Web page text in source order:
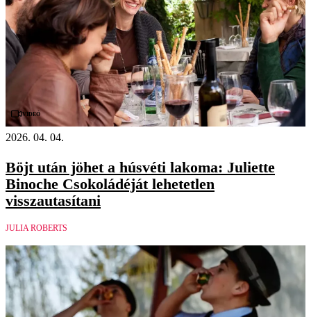
Videó
2026. 04. 04.
Böjt után jöhet a húsvéti lakoma: Juliette
Binoche Csokoládéját lehetetlen
visszautasítani
JULIA ROBERTS